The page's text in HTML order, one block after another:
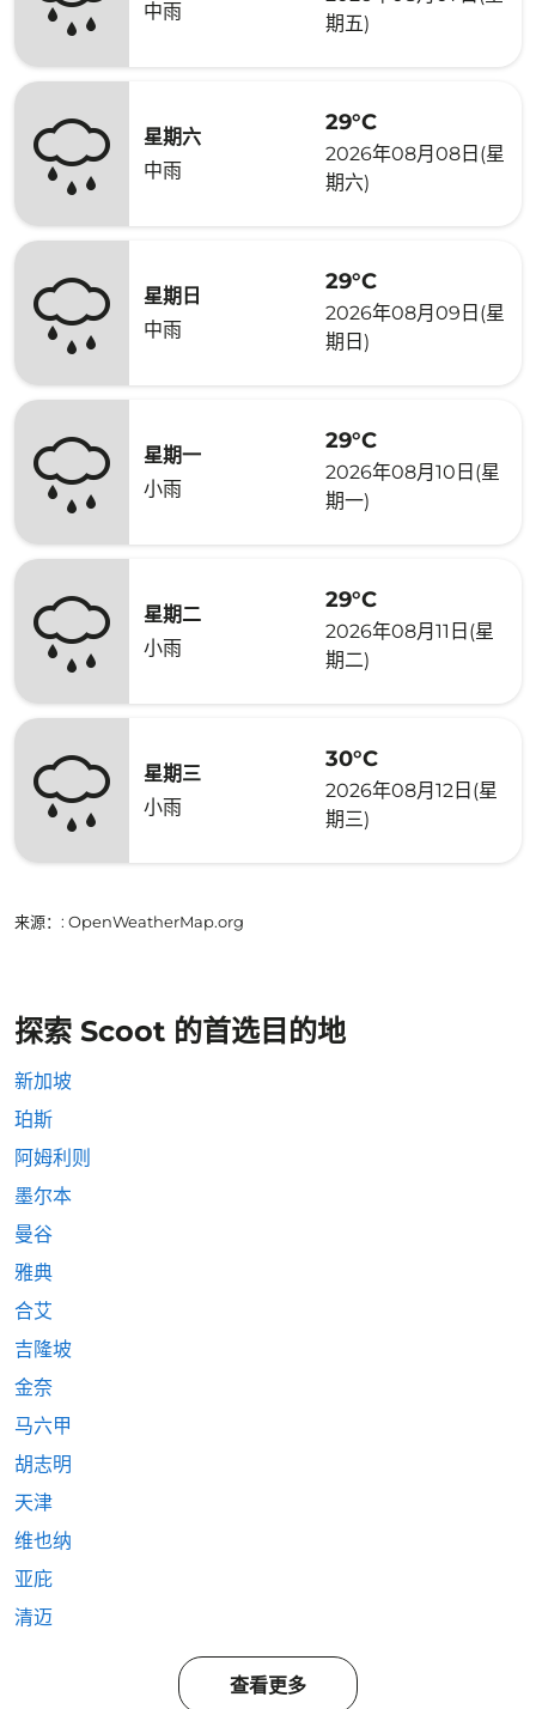
中雨
期五)
星期六
中雨
29°C
2026年08月08日(星
期六)
星期日
中雨
29°C
2026年08月09日(星
期日)
星期一
小雨
29°C
2026年08月10日(星
期一)
星期二
小雨
29°C
2026年08月11日(星
期二)
星期三
小雨
30°C
2026年08月12日(星
期三)
来源： : OpenWeatherMap.org
探索 Scoot 的首选目的地
新加坡
珀斯
阿姆利则
墨尔本
曼谷
雅典
合艾
吉隆坡
金奈
马六甲
胡志明
天津
维也纳
亚庇
清迈
查看更多